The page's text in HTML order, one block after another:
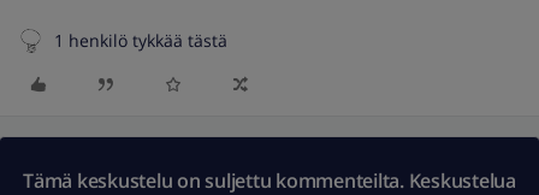
1 henkilö tykkää tästä
Tämä keskustelu on suljettu kommenteilta. Keskustelua